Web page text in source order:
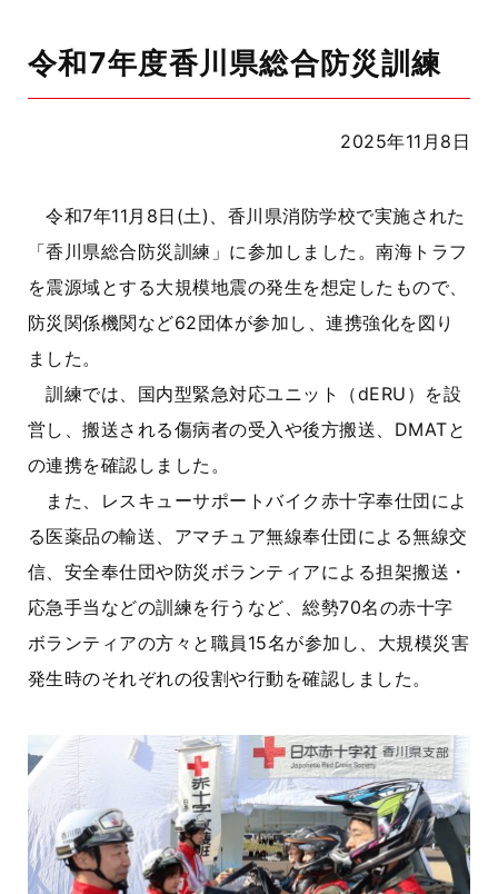
令和7年度香川県総合防災訓練
2025年11月8日
令和7年11月8日(土)、香川県消防学校で実施された
「香川県総合防災訓練」に参加しました。南海トラフ
を震源域とする大規模地震の発生を想定したもので、
防災関係機関など62団体が参加し、連携強化を図り
ました。
訓練では、国内型緊急対応ユニット（dERU）を設
営し、搬送される傷病者の受入や後方搬送、DMATと
の連携を確認しました。
また、レスキューサポートバイク赤十字奉仕団によ
る医薬品の輸送、アマチュア無線奉仕団による無線交
信、安全奉仕団や防災ボランティアによる担架搬送・
応急手当などの訓練を行うなど、総勢70名の赤十字
ボランティアの方々と職員15名が参加し、大規模災害
発生時のそれぞれの役割や行動を確認しました。